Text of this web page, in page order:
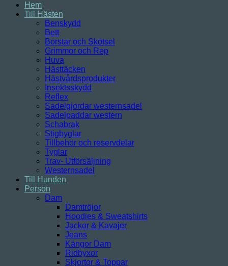
Hem
Till Hästen
Benskydd
Bett
Borstar och Skötsel
Grimmor och Rep
Huva
Hästtäcken
Hästvårdsprodukter
Insektsskydd
Reflex
Sadelgjordar westernsadel
Sadelpaddar western
Schabrak
Stigbyglar
Tillbehör och reservdelar
Tyglar
Trav- Utförsäljning
Westernsadel
Till Hunden
Person
Dam
Damtröjor
Hoodies & Sweatshirts
Jackor & Kavajer
Jeans
Kängor Dam
Ridbyxor
Skjortor & Toppar